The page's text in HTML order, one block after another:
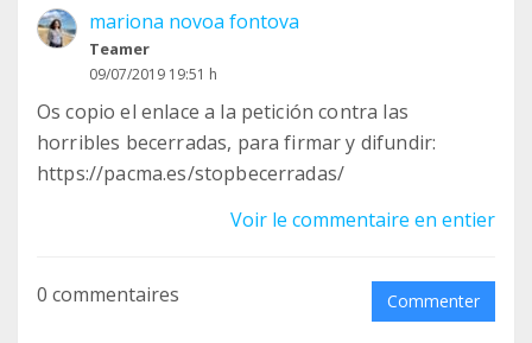
mariona novoa fontova
Teamer
09/07/2019 19:51 h
Os copio el enlace a la petición contra las
horribles becerradas, para firmar y difundir:
https://pacma.es/stopbecerradas/
Voir le commentaire en entier
0 commentaires Commenter